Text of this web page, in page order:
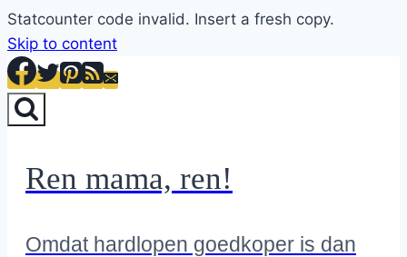
Statcounter code invalid. Insert a fresh copy.
Skip to content
Ren mama, ren!
Omdat hardlopen goedkoper is dan